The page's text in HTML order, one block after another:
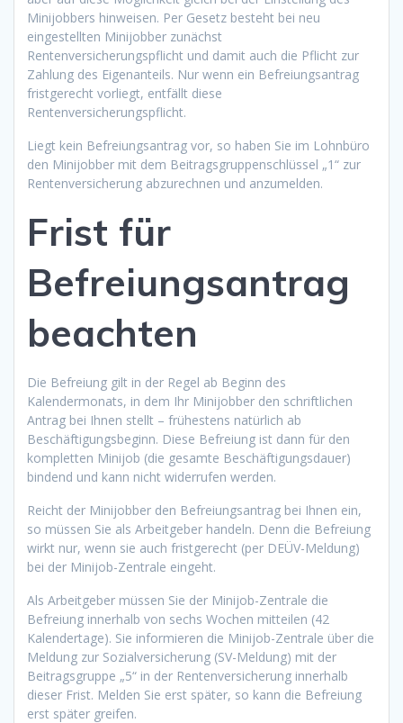
Minijobbers hinweisen. Per Gesetz besteht bei neu
eingestellten Minijobber zunächst
Rentenversicherungspflicht und damit auch die Pflicht zur
Zahlung des Eigenanteils. Nur wenn ein Befreiungsantrag
fristgerecht vorliegt, entfällt diese
Rentenversicherungspflicht.
Liegt kein Befreiungsantrag vor, so haben Sie im Lohnbüro
den Minijobber mit dem Beitragsgruppenschlüssel „1“ zur
Rentenversicherung abzurechnen und anzumelden.
Frist für
Befreiungsantrag
beachten
Die Befreiung gilt in der Regel ab Beginn des
Kalendermonats, in dem Ihr Minijobber den schriftlichen
Antrag bei Ihnen stellt – frühestens natürlich ab
Beschäftigungsbeginn. Diese Befreiung ist dann für den
kompletten Minijob (die gesamte Beschäftigungsdauer)
bindend und kann nicht widerrufen werden.
Reicht der Minijobber den Befreiungsantrag bei Ihnen ein,
so müssen Sie als Arbeitgeber handeln. Denn die Befreiung
wirkt nur, wenn sie auch fristgerecht (per DEÜV-Meldung)
bei der Minijob-Zentrale eingeht.
Als Arbeitgeber müssen Sie der Minijob-Zentrale die
Befreiung innerhalb von sechs Wochen mitteilen (42
Kalendertage). Sie informieren die Minijob-Zentrale über die
Meldung zur Sozialversicherung (SV-Meldung) mit der
Beitragsgruppe „5“ in der Rentenversicherung innerhalb
dieser Frist. Melden Sie erst später, so kann die Befreiung
erst später greifen.